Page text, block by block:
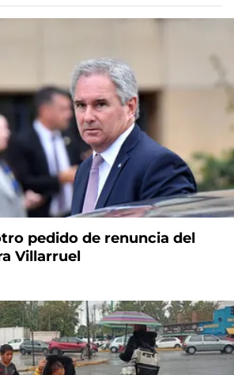
pedido de renuncia del
Villarruel